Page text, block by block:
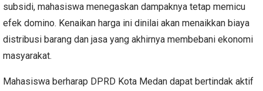
subsidi, mahasiswa menegaskan dampaknya tetap memicu
efek domino. Kenaikan harga ini dinilai akan menaikkan biaya
distribusi barang dan jasa yang akhirnya membebani ekonomi
masyarakat.
Mahasiswa berharap DPRD Kota Medan dapat bertindak aktif